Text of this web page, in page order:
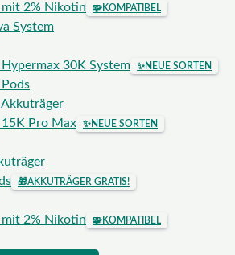
mit 2% Nikotin
🧩KOMPATIBEL
System
30K System
✨NEUE SORTEN
15K Pro Max
✨NEUE SORTEN
🎁AKKUTRÄGER GRATIS!
mit 2% Nikotin
🧩KOMPATIBEL